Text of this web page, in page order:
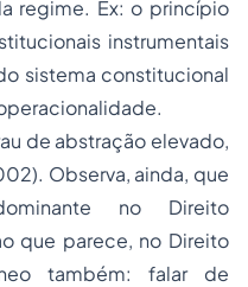
regime. Ex: o princípio
instrumentais
sistema constitucional
de abstração elevado,
Observa, ainda, que
no Direito
que parece, no Direito
também: falar de